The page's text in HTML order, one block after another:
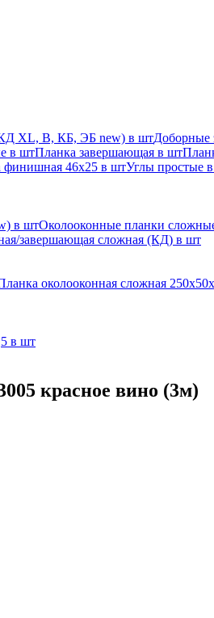
XL, В, КБ, ЭБ new) в штДоборные
в штПланка завершающая в шт
финишная 46х25 в штУглы простые
в штОколооконные планки
завершающая сложная (КД) в шт
околооконная сложная
в шт
красное вино (3м)